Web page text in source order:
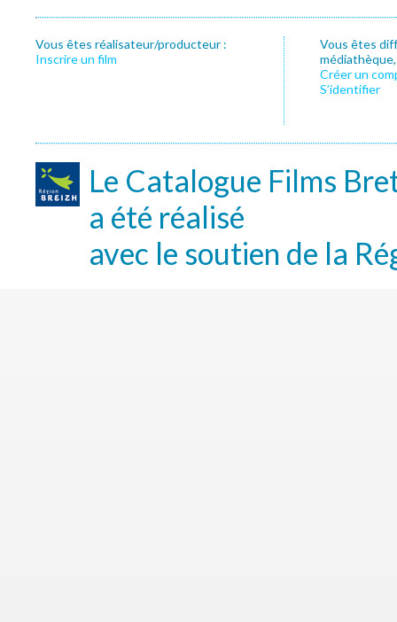
Vous êtes réalisateur/producteur :
Inscrire un film
Vous êtes
Créer un
S’identifier
Le Catalogue Films
a été réalisé
avec le soutien de la